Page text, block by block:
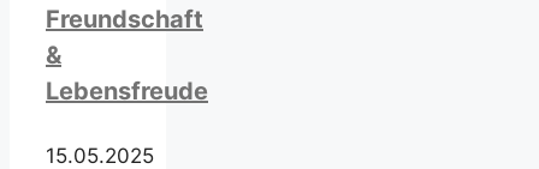
Freundschaft
&
Lebensfreude
15.05.2025